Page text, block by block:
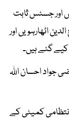
اور جسٹس ثابت
اٹھارہویں اور
گئے ہیں۔
جواد احسان اللہ
کمیٹی کے